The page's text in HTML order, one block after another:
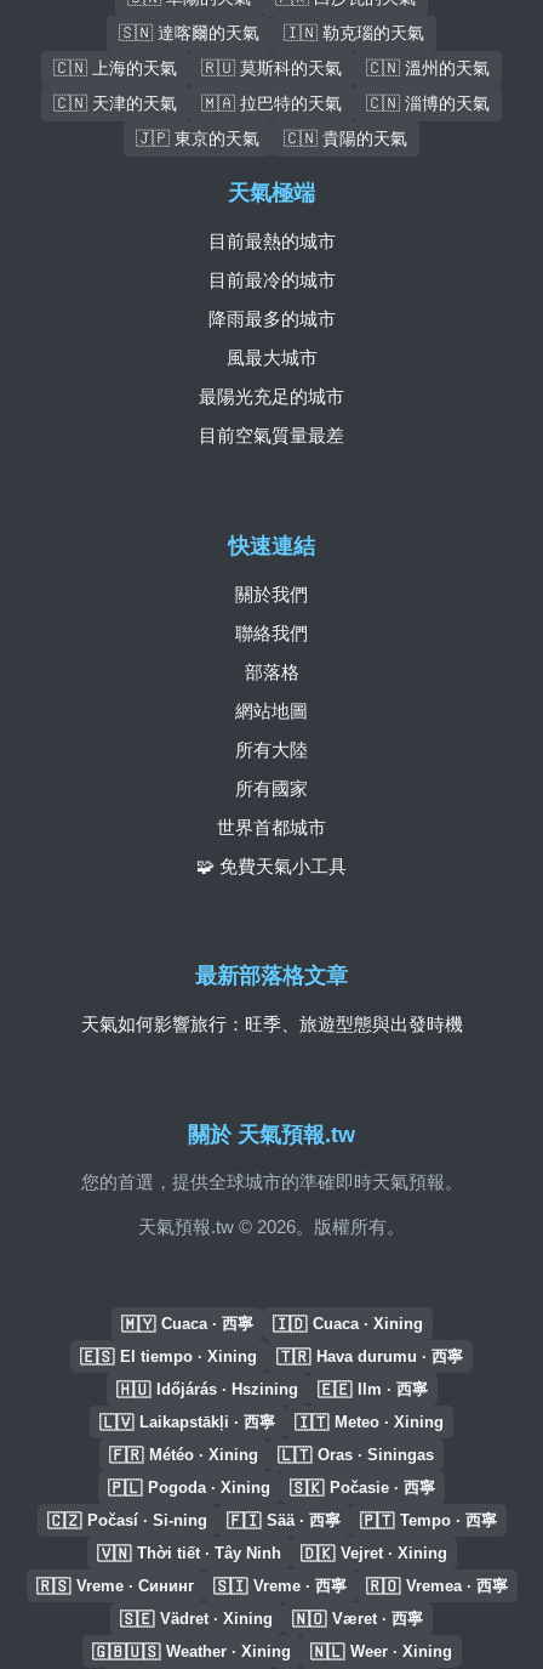
🇸🇳 達喀爾的天氣
🇮🇳 勒克瑙的天氣
🇨🇳 上海的天氣
🇷🇺 莫斯科的天氣
🇨🇳 溫州的天氣
🇨🇳 天津的天氣
🇲🇦 拉巴特的天氣
🇨🇳 淄博的天氣
🇯🇵 東京的天氣
🇨🇳 貴陽的天氣
關於 天氣預報.tw
您的首選，提供全球城市的準確即時天氣預報。
天氣預報.tw © 2026。版權所有。
快速連結
關於我們
聯絡我們
部落格
網站地圖
所有大陸
所有國家
世界首都城市
🧩 免費天氣小工具
天氣極端
目前最熱的城市
目前最冷的城市
降雨最多的城市
風最大城市
最陽光充足的城市
目前空氣質量最差
最新部落格文章
天氣如何影響旅行：旺季、旅遊型態與出發時機
🇲🇾 Cuaca · 西寧 🇮🇩 Cuaca · Xining
🇪🇸 El tiempo · Xining 🇹🇷 Hava durumu · 西寧
🇭🇺 Időjárás · Hszining 🇪🇪 Ilm · 西寧
🇱🇻 Laikapstākļi · 西寧 🇮🇹 Meteo · Xining
🇫🇷 Météo · Xining 🇱🇹 Oras · Siningas
🇵🇱 Pogoda · Xining 🇸🇰 Počasie · 西寧
🇨🇿 Počasí · Si-ning 🇫🇮 Sää · 西寧 🇵🇹 Tempo · 西寧
🇻🇳 Thời tiết · Tây Ninh 🇩🇰 Vejret · Xining
🇷🇸 Vreme · Сининг 🇸🇮 Vreme · 西寧 🇷🇴 Vremea · 西寧
🇸🇪 Vädret · Xining 🇳🇴 Været · 西寧
🇬🇧🇺🇸 Weather · Xining 🇳🇱 Weer · Xining